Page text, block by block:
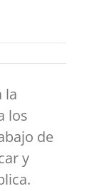
la
los
de
y